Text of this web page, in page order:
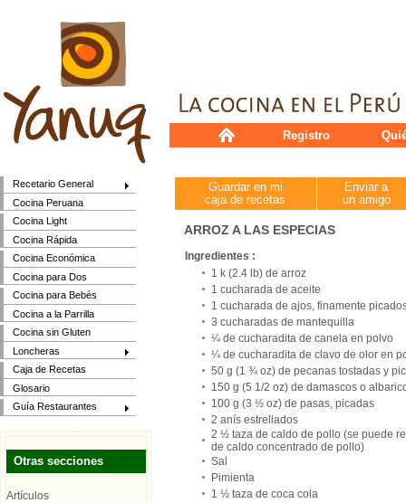
Recetario General
Cocina Peruana
Cocina Light
Cocina Rápida
Cocina Económica
Cocina para Dos
Cocina para Bebés
Cocina a la Parrilla
Cocina sin Gluten
Loncheras
Caja de Recetas
Glosario
Guía Restaurantes
Otras secciones
Artículos
Registro
Guardar en mi
caja de recetas
Enviar a
un amigo
ARROZ A LAS ESPECIAS
Ingredientes :
1 k (2.4 lb) de arroz
1 cucharada de aceite
1 cucharada de ajos, finamente
3 cucharadas de mantequilla
¼ de cucharadita de canela en polvo
¼ de cucharadita de clavo de olor en
50 g (1 ¾ oz) de pecanas tostadas y
150 g (5 1/2 oz) de damascos o
100 g (3 ½ oz) de pasas, picadas
2 anís estrellados
2 ½ taza de caldo de pollo (se puede
de caldo concentrado de pollo)
Sal
Pimienta
1 ½ taza de coca cola